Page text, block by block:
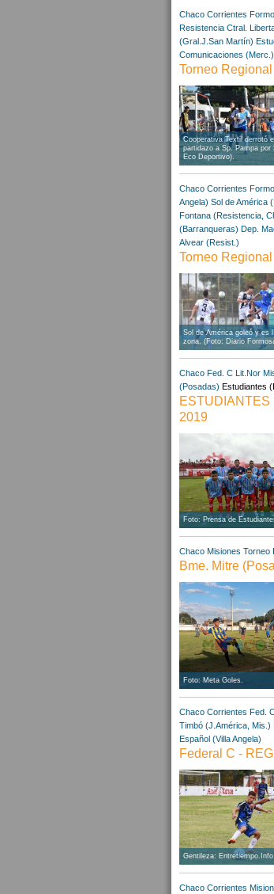
Chaco Corrientes
Resistencia Ctral.
(Gral.J.San Martín)
Comunicaciones (Merc.)
Torneo
Cooperativa Textil derrotó
partidazo a Sp. Pampa por
Eco Deportivo).
Chaco Corrientes
Angela) Sol de América
Fontana (Resistencia,
(Barranqueras) Dep.
Alvear (Resist.)
Torneo
Sol de América goleó y es
zona. (Foto: Diario
Chaco Fed. C Lit.Nor
(Posadas) Estudiantes
ESTUDIANTES
2019
Foto: Prensa de
Chaco Misiones Torneo
Bme. Mitre
Foto: Meta Goles.
Chaco Corrientes Fed.
Timbó (J.América, Mis.)
Español (Villa Angela)
Federal C -
Gentileza: Entretiempo.Info
Chaco Corrientes